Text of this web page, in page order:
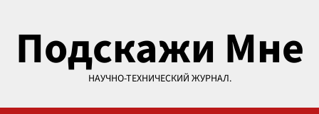
содержимому
Подскажи Мне
НАУЧНО-ТЕХНИЧЕСКИЙ ЖУРНАЛ.